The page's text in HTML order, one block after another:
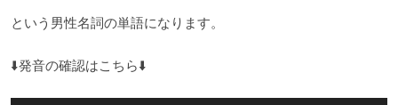
という男性名詞の単語になります。
⬇️発音の確認はこちら⬇️